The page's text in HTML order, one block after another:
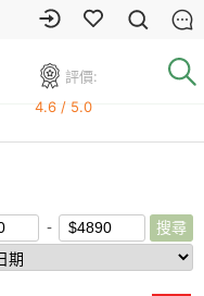
評價:
4.6 / 5.0